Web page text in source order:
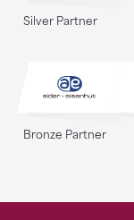
Silver Partner
Bronze Partner